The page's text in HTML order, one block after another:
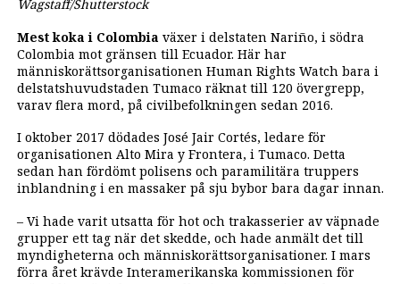
Wagstaff/Shutterstock
Mest koka i Colombia växer i delstaten Nariño, i södra
Colombia mot gränsen till Ecuador. Här har
människorättsorganisationen Human Rights Watch bara i
delstatshuvudstaden Tumaco räknat till 120 övergrepp,
varav flera mord, på civilbefolkningen sedan 2016.
I oktober 2017 dödades José Jair Cortés, ledare för
organisationen Alto Mira y Frontera, i Tumaco. Detta
sedan han fördömt polisens och paramilitära truppers
inblandning i en massaker på sju bybor bara dagar innan.
– Vi hade varit utsatta för hot och trakasserier av väpnade
grupper ett tag när det skedde, och hade anmält det till
myndigheterna och människorättsorganisationer. I mars
förra året krävde Interamerikanska kommissionen för